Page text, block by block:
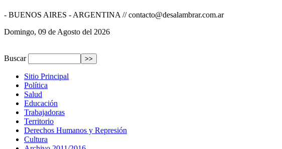
- BUENOS AIRES - ARGENTINA // contacto@desalambrar.com.ar
Domingo, 09 de Agosto del 2026
Buscar
Sitio Principal
Política
Salud
Educación
Trabajadoras
Territorio
Derechos Humanos y Represión
Cultura